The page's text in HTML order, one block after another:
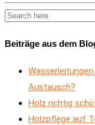
Beiträge aus dem
Austausch?
Holz richtig
Holzpflege auf